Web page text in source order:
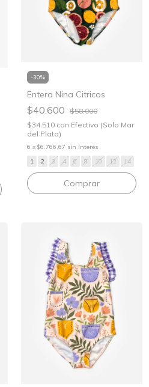
-30%
Entera Nina Citricos
$40.600 $58.000
$34.510 con Efectivo (Solo Mar
del Plata)
6 x $6.766,67 sin interés
1
2 3 4 6 8 10 12 14
Comprar